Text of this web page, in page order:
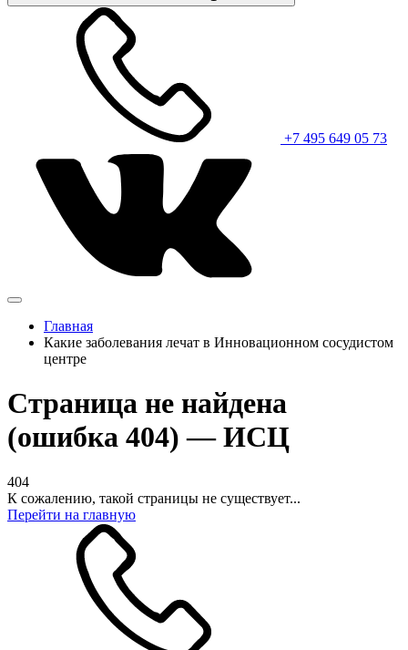
+7 495 649 05 73
Главная
Какие заболевания лечат в Инновационном сосудистом
центре
Страница не найдена
(ошибка 404) — ИСЦ
404
К сожалению, такой страницы не существует...
Перейти на главную